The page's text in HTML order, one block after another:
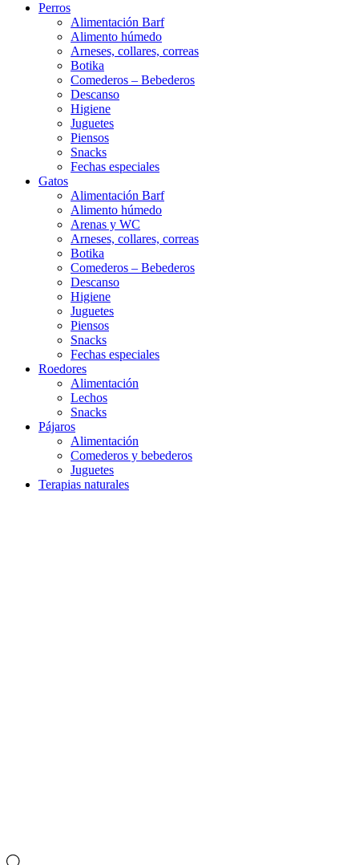
Perros
Alimentación Barf
Alimento húmedo
Arneses, collares, correas
Botika
Comederos – Bebederos
Descanso
Higiene
Juguetes
Piensos
Snacks
Fechas especiales
Gatos
Alimentación Barf
Alimento húmedo
Arenas y WC
Arneses, collares, correas
Botika
Comederos – Bebederos
Descanso
Higiene
Juguetes
Piensos
Snacks
Fechas especiales
Roedores
Alimentación
Lechos
Snacks
Pájaros
Alimentación
Comederos y bebederos
Juguetes
Terapias naturales